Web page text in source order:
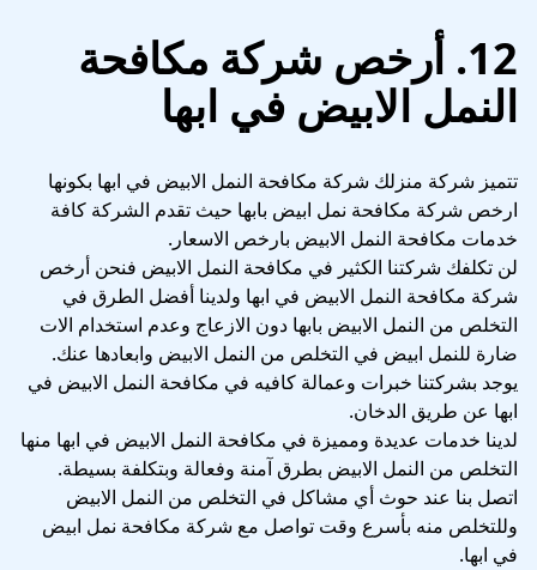
12. أرخص شركة مكافحة
النمل الابيض في ابها
تتميز شركة منزلك شركة مكافحة النمل الابيض في ابها بكونها
ارخص شركة مكافحة نمل ابيض بابها حيث تقدم الشركة كافة
خدمات مكافحة النمل الابيض بارخص الاسعار.
لن تكلفك شركتنا الكثير في مكافحة النمل الابيض فنحن أرخص
شركة مكافحة النمل الابيض في ابها ولدينا أفضل الطرق في
التخلص من النمل الابيض بابها دون الازعاج وعدم استخدام الات
ضارة للنمل ابيض في التخلص من النمل الابيض وابعادها عنك.
يوجد بشركتنا خبرات وعمالة كافيه في مكافحة النمل الابيض في
ابها عن طريق الدخان.
لدينا خدمات عديدة ومميزة في مكافحة النمل الابيض في ابها منها
التخلص من النمل الابيض بطرق آمنة وفعالة وبتكلفة بسيطة.
اتصل بنا عند حوث أي مشاكل في التخلص من النمل الابيض
وللتخلص منه بأسرع وقت تواصل مع شركة مكافحة نمل ابيض
في ابها.